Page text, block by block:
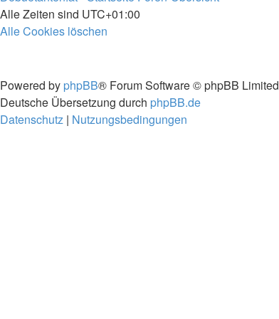
Alle Zeiten sind UTC+01:00
Alle Cookies löschen
Powered by phpBB® Forum Software © phpBB Limited
Deutsche Übersetzung durch phpBB.de
Datenschutz | Nutzungsbedingungen